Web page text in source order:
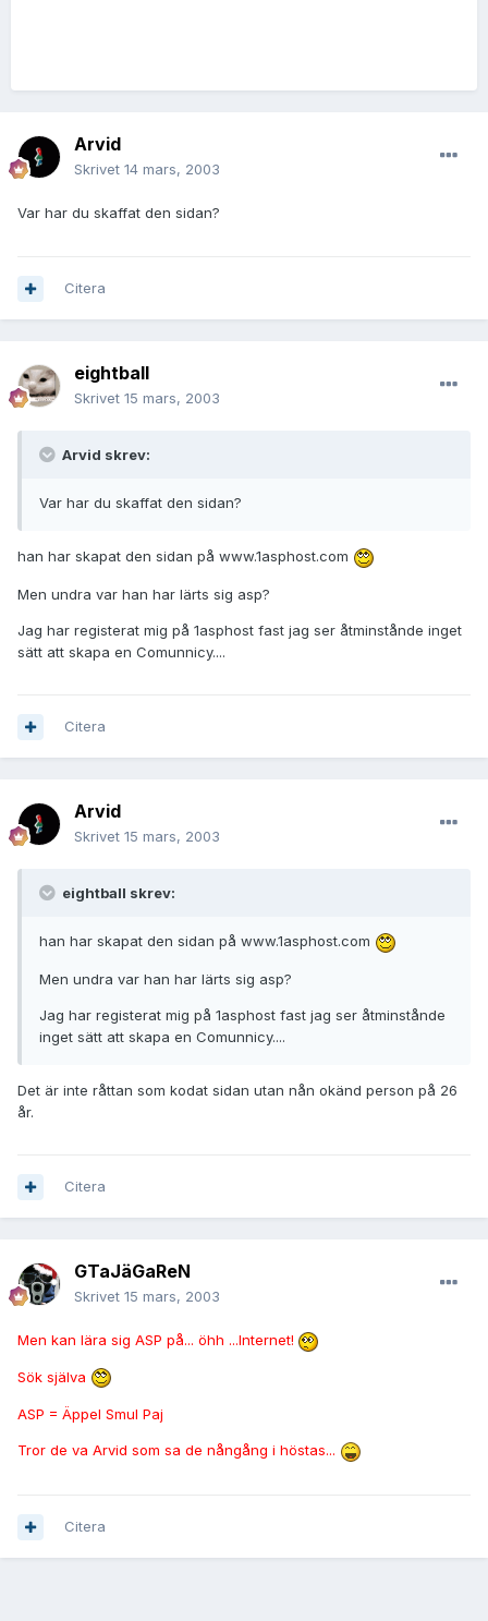
Arvid
Skrivet 14 mars, 2003
Var har du skaffat den sidan?
Citera
eightball
Skrivet 15 mars, 2003
Arvid skrev:
Var har du skaffat den sidan?
han har skapat den sidan på www.1asphost.com
Men undra var han har lärts sig asp?
Jag har registerat mig på 1asphost fast jag ser åtminstånde inget
sätt att skapa en Comunnicy....
Citera
Arvid
Skrivet 15 mars, 2003
eightball skrev:
han har skapat den sidan på www.1asphost.com
Men undra var han har lärts sig asp?
Jag har registerat mig på 1asphost fast jag ser åtminstånde
inget sätt att skapa en Comunnicy....
Det är inte råttan som kodat sidan utan nån okänd person på 26
år.
Citera
GTaJäGaReN
Skrivet 15 mars, 2003
Men kan lära sig ASP på... öhh ...Internet!
Sök själva
ASP = Äppel Smul Paj
Tror de va Arvid som sa de nångång i höstas...
Citera